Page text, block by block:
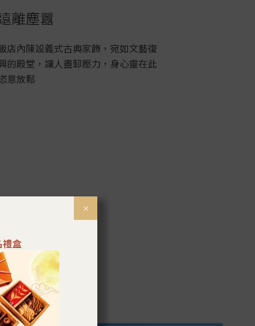
離塵囂
店內陳設義式古典家飾，宛如文藝復
的殿堂，讓人盡卸壓力，身心靈在此
意放鬆
禮盒
×